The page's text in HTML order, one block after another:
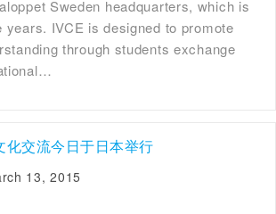
Sweden headquarters, which is
years. IVCE is designed to promote
through students exchange
化交流今日于日本举行
13, 2015